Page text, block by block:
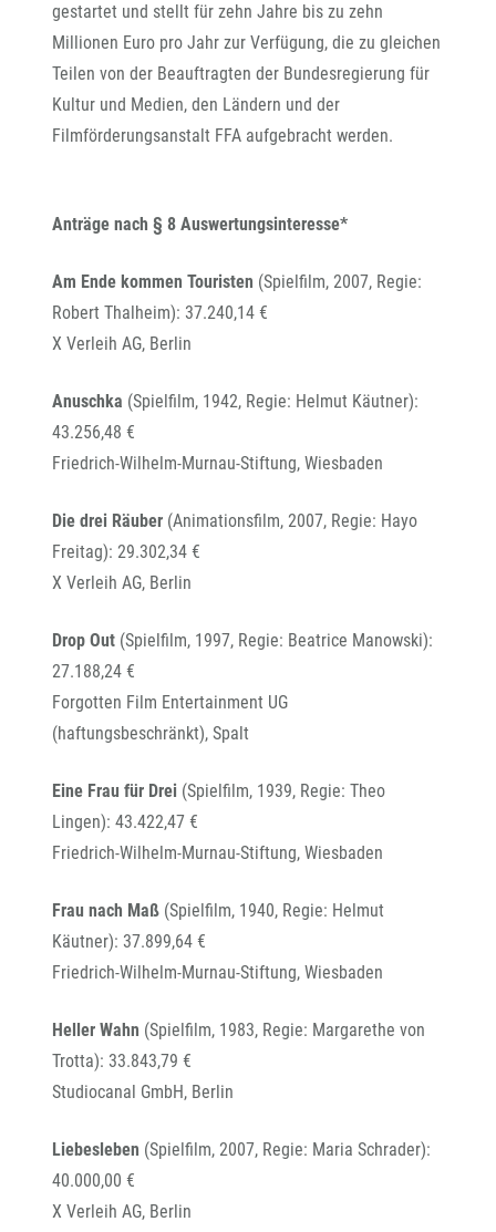
gestartet und stellt für zehn Jahre bis zu zehn
Millionen Euro pro Jahr zur Verfügung, die zu gleichen
Teilen von der Beauftragten der Bundesregierung für
Kultur und Medien, den Ländern und der
Filmförderungsanstalt FFA aufgebracht werden.
Anträge nach § 8 Auswertungsinteresse*
Am Ende kommen Touristen (Spielfilm, 2007, Regie:
Robert Thalheim): 37.240,14 €
X Verleih AG, Berlin
Anuschka (Spielfilm, 1942, Regie: Helmut Käutner):
43.256,48 €
Friedrich-Wilhelm-Murnau-Stiftung, Wiesbaden
Die drei Räuber (Animationsfilm, 2007, Regie: Hayo
Freitag): 29.302,34 €
X Verleih AG, Berlin
Drop Out (Spielfilm, 1997, Regie: Beatrice Manowski):
27.188,24 €
Forgotten Film Entertainment UG
(haftungsbeschränkt), Spalt
Eine Frau für Drei (Spielfilm, 1939, Regie: Theo
Lingen): 43.422,47 €
Friedrich-Wilhelm-Murnau-Stiftung, Wiesbaden
Frau nach Maß (Spielfilm, 1940, Regie: Helmut
Käutner): 37.899,64 €
Friedrich-Wilhelm-Murnau-Stiftung, Wiesbaden
Heller Wahn (Spielfilm, 1983, Regie: Margarethe von
Trotta): 33.843,79 €
Studiocanal GmbH, Berlin
Liebesleben (Spielfilm, 2007, Regie: Maria Schrader):
40.000,00 €
X Verleih AG, Berlin